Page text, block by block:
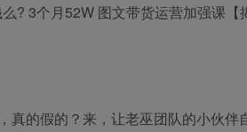
? 3个月52W 图文带货运营加强课【
真的假的？来，让老巫团队的小伙伴